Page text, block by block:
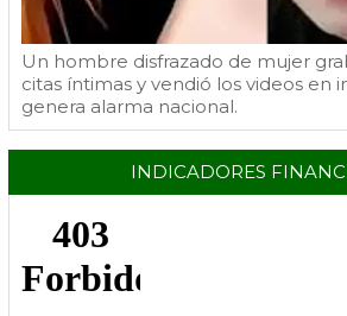
Un hombre disfrazado de mujer
citas íntimas y vendió los videos en
genera alarma nacional.
INDICADORES